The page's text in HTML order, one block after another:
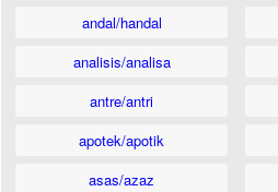
andal/handal
analisis/analisa
antre/antri
apotek/apotik
asas/azaz